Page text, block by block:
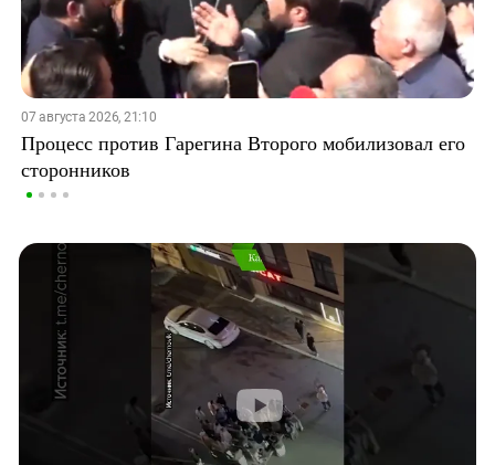
07 августа 2026, 21:10
Процесс против Гарегина Второго мобилизовал его
сторонников